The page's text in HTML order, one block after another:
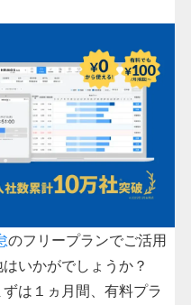
のフリープランでご活用
いかがでしょうか？
は１ヵ月間、有料プラ